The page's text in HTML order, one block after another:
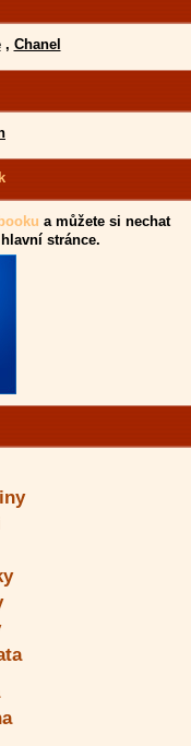
, Chanel
a můžete si nechat
stránce.